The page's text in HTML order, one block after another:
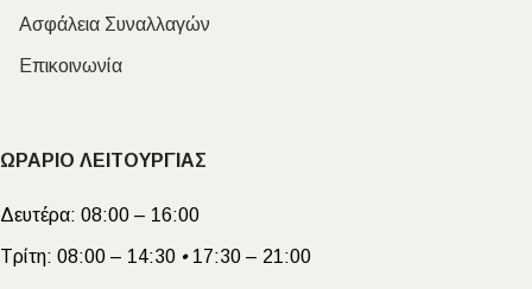
Ασφάλεια Συναλλαγών
Επικοινωνία
ΩΡΑΡΙΟ ΛΕΙΤΟΥΡΓΙΑΣ
Δευτέρα: 08:00 – 16:00
Τρίτη: 08:00 – 14:30 •17:30 – 21:00